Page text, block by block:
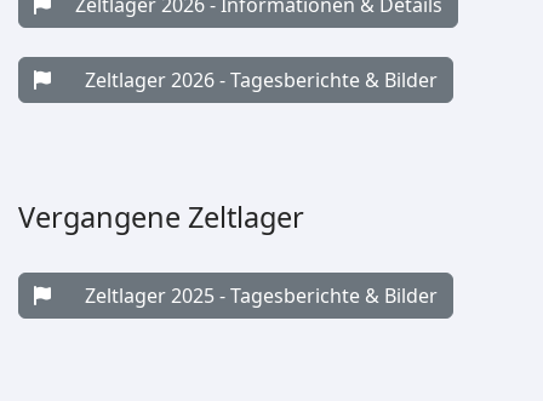
Zeltlager 2026 - Tagesberichte & Bilder
Vergangene Zeltlager
Zeltlager 2025 - Tagesberichte & Bilder